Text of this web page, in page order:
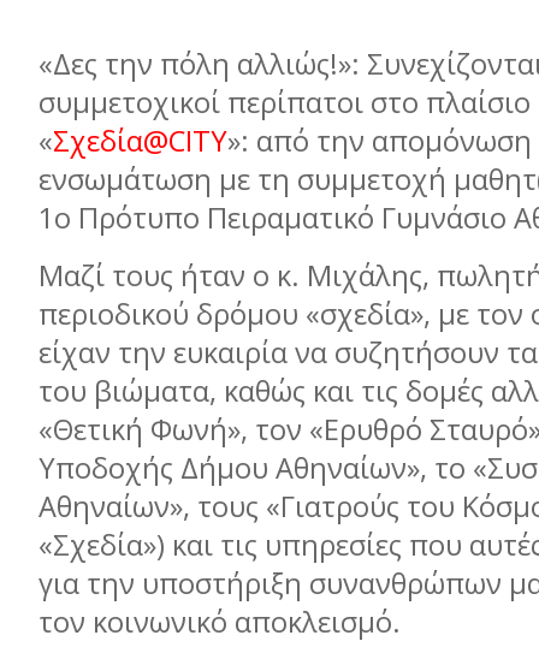
«Δες την πόλη αλλιώς!»:
συμμετοχικοί περίπατοι στο
«Σχεδία@CITY»: από την απομόνωση
ενσωμάτωση με τη συμμετοχή
1ο Πρότυπο Πειραματικό Γυμνάσιο
Μαζί τους ήταν ο κ. Μιχάλης,
περιοδικού δρόμου «σχεδία», με τον
είχαν την ευκαιρία να συζητήσουν
του βιώματα, καθώς και τις δομές
«Θετική Φωνή», τον «Ερυθρό
Υποδοχής Δήμου Αθηναίων», το
Αθηναίων», τους «Γιατρούς του
«Σχεδία») και τις υπηρεσίες που
για την υποστήριξη συνανθρώπων
τον κοινωνικό αποκλεισμό.